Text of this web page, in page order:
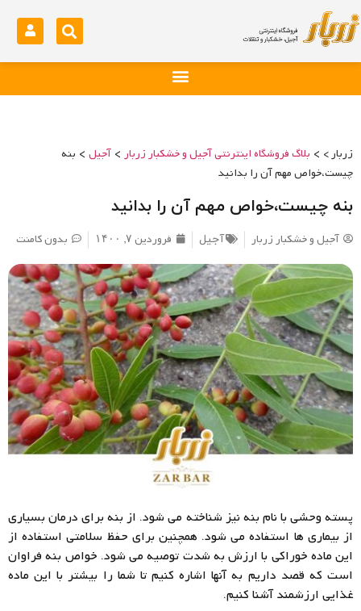
زربار > > بلاگ فروشگاه اینترنتی آجیل و خشکبار زربار > آجیل > بنه
چیست،خواص مهم آن را بدانید
بنه چیست،خواص مهم آن را بدانید
آجیل و خشکبار زربار آجیل فروردین ۷, ۱۴۰۰ بدون کامنت
پسته وحشی با نام بنه نیز شناخته می شود. از بنه برای درمان بسیاری
از بیماری ها استفاده می شود. همچنین برای حفظ سلامتی استفاده از
این ماده خوراکی با ارزش به شدت توصیه می شود. خواص بنه فراوان
است که قصد داریم به آنها اشاره کنیم تا شما را بیشتر با این ماده
غذایی ارزشمند آشنا کنیم.